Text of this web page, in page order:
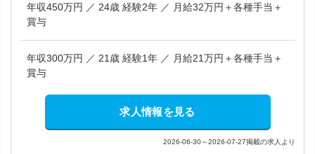
年収450万円 ／ 24歳 経験2年 ／ 月給32万円＋各種手当＋
賞与
年収300万円 ／ 21歳 経験1年 ／ 月給21万円＋各種手当＋
賞与
求人情報を見る
2026-06-30～2026-07-27掲載の求人より